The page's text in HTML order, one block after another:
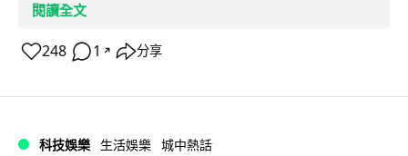
閱讀全文
248 1 ↗ 分享
科技娛樂 生活娛樂 城中熱話